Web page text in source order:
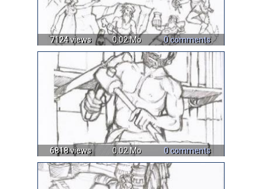
7124 views 0.02 Mo 0 comments
6818 views 0.02 Mo 0 comments